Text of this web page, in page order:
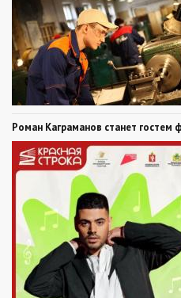
Роман Каграманов станет гостем